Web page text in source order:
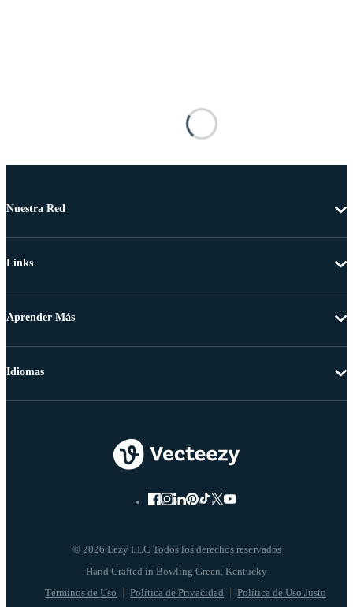
Nuestra Red
Links
Aprender Más
© 2026 Eezy LLC Todos los derechos reservados
Términos de Uso Política de Privacidad Política de Uso Justo
Idiomas